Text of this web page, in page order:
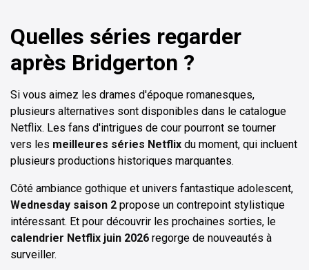
Quelles séries regarder
après Bridgerton ?
Si vous aimez les drames d'époque romanesques,
plusieurs alternatives sont disponibles dans le catalogue
Netflix. Les fans d'intrigues de cour pourront se tourner
vers les meilleures séries Netflix du moment, qui incluent
plusieurs productions historiques marquantes.
Côté ambiance gothique et univers fantastique adolescent,
Wednesday saison 2 propose un contrepoint stylistique
intéressant. Et pour découvrir les prochaines sorties, le
calendrier Netflix juin 2026 regorge de nouveautés à
surveiller.